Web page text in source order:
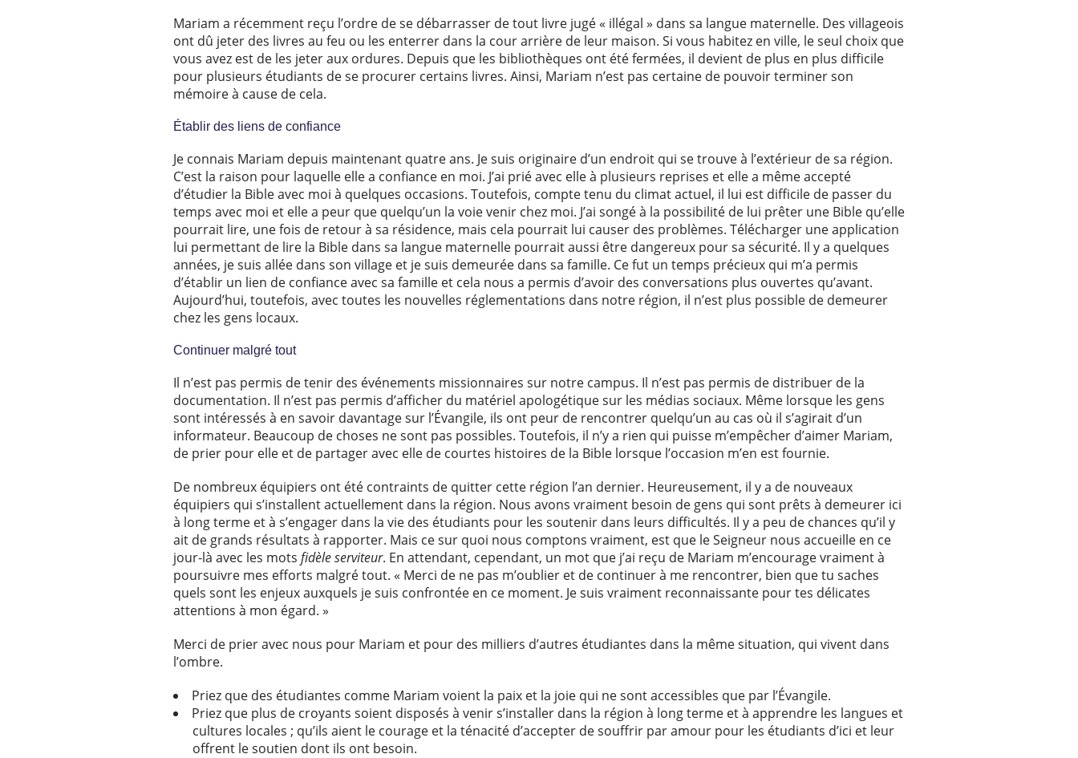
Mariam a récemment reçu l’ordre de se débarrasser de tout livre jugé « illégal » dans sa langue maternelle. Des villageois
ont dû jeter des livres au feu ou les enterrer dans la cour arrière de leur maison. Si vous habitez en ville, le seul choix que
vous avez est de les jeter aux ordures. Depuis que les bibliothèques ont été fermées, il devient de plus en plus difficile
pour plusieurs étudiants de se procurer certains livres. Ainsi, Mariam n’est pas certaine de pouvoir terminer son
mémoire à cause de cela.
Établir des liens de confiance
Je connais Mariam depuis maintenant quatre ans. Je suis originaire d’un endroit qui se trouve à l’extérieur de sa région.
C’est la raison pour laquelle elle a confiance en moi. J’ai prié avec elle à plusieurs reprises et elle a même accepté
d’étudier la Bible avec moi à quelques occasions. Toutefois, compte tenu du climat actuel, il lui est difficile de passer du
temps avec moi et elle a peur que quelqu’un la voie venir chez moi. J’ai songé à la possibilité de lui prêter une Bible qu’elle
pourrait lire, une fois de retour à sa résidence, mais cela pourrait lui causer des problèmes. Télécharger une application
lui permettant de lire la Bible dans sa langue maternelle pourrait aussi être dangereux pour sa sécurité. Il y a quelques
années, je suis allée dans son village et je suis demeurée dans sa famille. Ce fut un temps précieux qui m’a permis
d’établir un lien de confiance avec sa famille et cela nous a permis d’avoir des conversations plus ouvertes qu’avant.
Aujourd’hui, toutefois, avec toutes les nouvelles réglementations dans notre région, il n’est plus possible de demeurer
chez les gens locaux.
Continuer malgré tout
Il n’est pas permis de tenir des événements missionnaires sur notre campus. Il n’est pas permis de distribuer de la
documentation. Il n’est pas permis d’afficher du matériel apologétique sur les médias sociaux. Même lorsque les gens
sont intéressés à en savoir davantage sur l’Évangile, ils ont peur de rencontrer quelqu’un au cas où il s’agirait d’un
informateur. Beaucoup de choses ne sont pas possibles. Toutefois, il n’y a rien qui puisse m’empêcher d’aimer Mariam,
de prier pour elle et de partager avec elle de courtes histoires de la Bible lorsque l’occasion m’en est fournie.
De nombreux équipiers ont été contraints de quitter cette région l’an dernier. Heureusement, il y a de nouveaux
équipiers qui s’installent actuellement dans la région. Nous avons vraiment besoin de gens qui sont prêts à demeurer ici
à long terme et à s’engager dans la vie des étudiants pour les soutenir dans leurs difficultés. Il y a peu de chances qu’il y
ait de grands résultats à rapporter. Mais ce sur quoi nous comptons vraiment, est que le Seigneur nous accueille en ce
jour-là avec les mots fidèle serviteur. En attendant, cependant, un mot que j’ai reçu de Mariam m’encourage vraiment à
poursuivre mes efforts malgré tout. « Merci de ne pas m’oublier et de continuer à me rencontrer, bien que tu saches
quels sont les enjeux auxquels je suis confrontée en ce moment. Je suis vraiment reconnaissante pour tes délicates
attentions à mon égard. »
Merci de prier avec nous pour Mariam et pour des milliers d’autres étudiantes dans la même situation, qui vivent dans
l’ombre.
Priez que des étudiantes comme Mariam voient la paix et la joie qui ne sont accessibles que par l’Évangile.
Priez que plus de croyants soient disposés à venir s’installer dans la région à long terme et à apprendre les langues et
cultures locales ; qu’ils aient le courage et la ténacité d’accepter de souffrir par amour pour les étudiants d’ici et leur
offrent le soutien dont ils ont besoin.